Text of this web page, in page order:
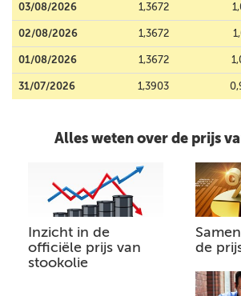
03/08/2026 1,3672
02/08/2026 1,3672
01/08/2026 1,3672
31/07/2026 1,3903
Alles weten over de prijs
Inzicht in de
officiële prijs van
stookolie
de